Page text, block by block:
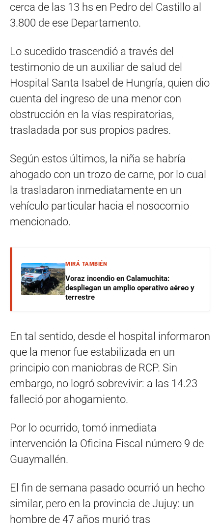
cerca de las 13 hs en Pedro del Castillo al
3.800 de ese Departamento.
Lo sucedido trascendió a través del
testimonio de un auxiliar de salud del
Hospital Santa Isabel de Hungría, quien dio
cuenta del ingreso de una menor con
obstrucción en la vías respiratorias,
trasladada por sus propios padres.
Según estos últimos, la niña se habría
ahogado con un trozo de carne, por lo cual
la trasladaron inmediatamente en un
vehículo particular hacia el nosocomio
mencionado.
MIRÁ TAMBIÉN
Voraz incendio en Calamuchita:
despliegan un amplio operativo aéreo y
terrestre
En tal sentido, desde el hospital informaron
que la menor fue estabilizada en un
principio con maniobras de RCP. Sin
embargo, no logró sobrevivir: a las 14.23
falleció por ahogamiento.
Por lo ocurrido, tomó inmediata
intervención la Oficina Fiscal número 9 de
Guaymallén.
El fin de semana pasado ocurrió un hecho
similar, pero en la provincia de Jujuy: un
hombre de 47 años murió tras